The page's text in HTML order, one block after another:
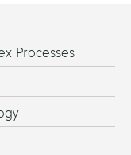
Processes